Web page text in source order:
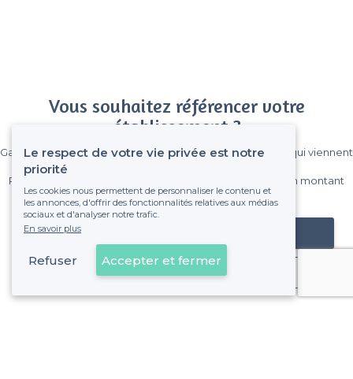
Vous souhaitez référencer votre
établissement ?
Gagnez de nombreux clients parmi le million de visiteurs qui viennent
Pas de commissions et sans engagement, vous payez un montant
fixe sans risque de voir déraper la facture.
Référencer mon établissement
Déjà client
Le respect de votre vie privée est notre
priorité
Les cookies nous permettent de personnaliser le contenu et
les annonces, d'offrir des fonctionnalités relatives aux médias
sociaux et d'analyser notre trafic.
En savoir plus
Refuser Accepter et fermer